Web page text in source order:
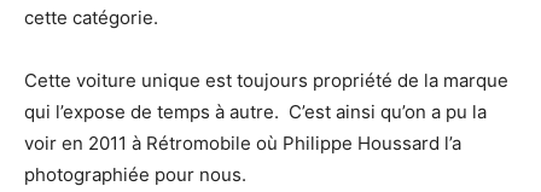
cette catégorie.
Cette voiture unique est toujours propriété de la marque
qui l’expose de temps à autre. C’est ainsi qu’on a pu la
voir en 2011 à Rétromobile où Philippe Houssard l’a
photographiée pour nous.